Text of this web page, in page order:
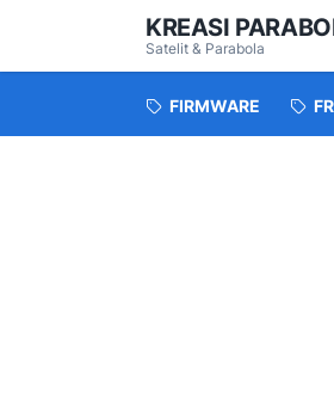
KREASI
Satelit & Parabola
FIRMWARE